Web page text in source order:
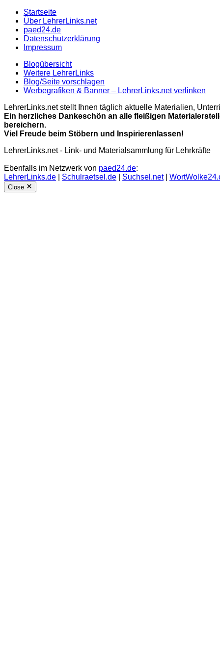
Startseite
Über LehrerLinks.net
paed24.de
Datenschutzerklärung
Impressum
Blogübersicht
Weitere LehrerLinks
Blog/Seite vorschlagen
Werbegrafiken & Banner – LehrerLinks.net verlinken
LehrerLinks.net stellt Ihnen täglich aktuelle Materialien,
Ein herzliches Dankeschön an alle fleißigen
bereichern.
Viel Freude beim Stöbern und Inspirierenlassen!
LehrerLinks.net - Link- und Materialsammlung für Lehrkräfte
Ebenfalls im Netzwerk von paed24.de:
LehrerLinks.de
Schulraetsel.de Suchsel.net|
Close